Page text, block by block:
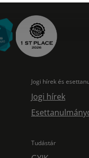
Jogi hírek és
Jogi hírek
Tudástár